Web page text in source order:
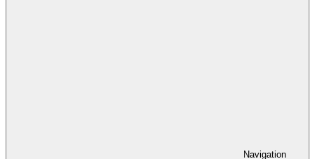
Navigation